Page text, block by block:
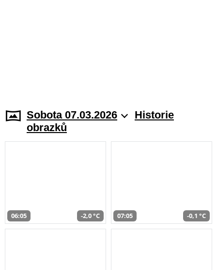
Sobota 07.03.2026
Historie
obrazků
06:05 -2,0 °C 07:05 -0,1 °C